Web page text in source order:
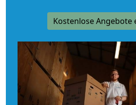
Kostenlose Angebote